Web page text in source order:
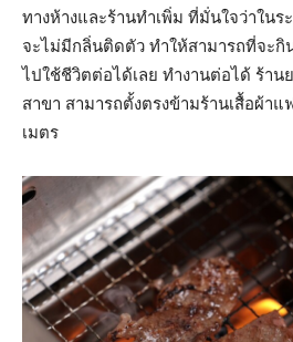
ทางห้างและร้านทำเพิ่ม ที่มั่นใจว่าในร
จะไม่มีกลิ่นติดตัว ทำให้สามารถที่จะกิ
ไปใช้ชีวิตต่อได้เลย ทำงานต่อได้ ร้าน
สาขา สามารถตั้งตรงข้ามร้านเสื้อผ้า
เมตร